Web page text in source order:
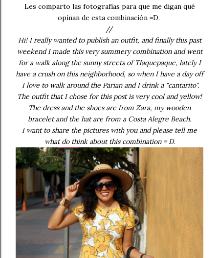
Les comparto las fotografías para que me digan qué
opinan de esta combinación =D.
//
Hi! I really wanted to publish an outfit, and finally this past
weekend I made this very summery combination and went
for a walk along the sunny streets of Tlaquepaque, lately I
have a crush on this neighborhood, so when I have a day off
I love to walk around the Parian and I drink a "cantarito".
The outfit that I chose for this post is very cool and yellow!
The dress and the shoes are from Zara, my wooden
bracelet and the hat are from a Costa Alegre Beach.
I want to share the pictures with you and please tell me
what do think about this combination = D.